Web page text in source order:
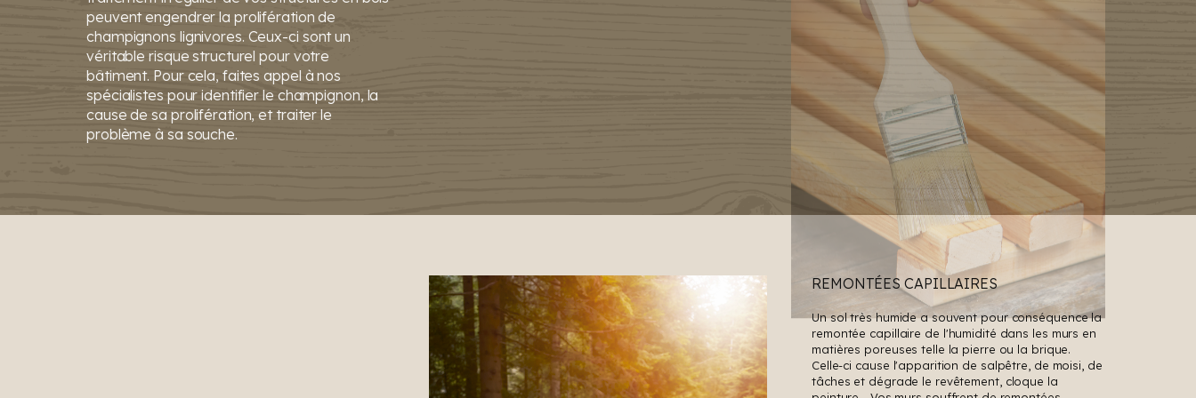
peuvent engendrer la prolifération de
champignons lignivores. Ceux-ci sont un
véritable risque structurel pour votre
bâtiment. Pour cela, faites appel à nos
spécialistes pour identifier le champignon, la
cause de sa prolifération, et traiter le
problème à sa souche.
REMONTÉES CAPILLAIRES
Un sol très humide a souvent pour conséquence la
remontée capillaire de l'humidité dans les murs en
matières poreuses telle la pierre ou la brique.
Celle-ci cause l'apparition de salpêtre, de moisi, de
tâches et dégrade le revêtement, cloque la